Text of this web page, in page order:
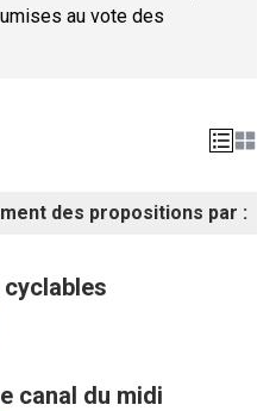
au vote des
des propositions par :
canal du midi